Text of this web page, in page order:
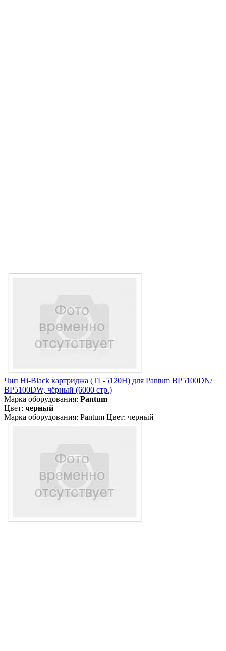
Чип Hi-Black картриджа (TL-5120H) для Pantum BP5100DN/
BP5100DW, чёрный (6000 стр.)
Марка оборудования: Pantum
Цвет: черный
Марка оборудования: Pantum Цвет: черный